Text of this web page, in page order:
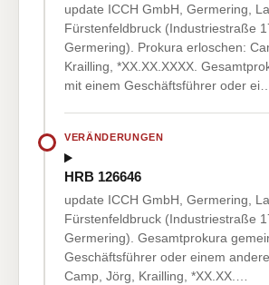
update ICCH GmbH, Germering,
Fürstenfeldbruck (Industriestraße
Germering). Prokura erloschen:
Krailling, *XX.XX.XXXX.
mit einem Geschäftsführer oder ei…
VERÄNDERUNGEN
HRB 126646
update ICCH GmbH, Germering,
Fürstenfeldbruck (Industriestraße
Germering). Gesamtprokura
Geschäftsführer oder einem
Camp, Jörg, Krailling, *XX.XX.…